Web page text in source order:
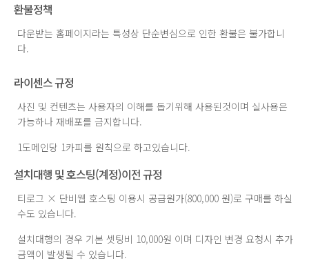
환불정책
다운받는 홈페이지라는 특성상 단순변심으로 인한 환불은 불가합니
다.
라이센스 규정
사진 및 컨텐츠는 사용자의 이해를 돕기위해 사용된것이며 실사용은
가능하나 재배포를 금지합니다.
1도메인당 1카피를 원칙으로 하고있습니다.
설치대행 및 호스팅(계정)이전 규정
티로그 × 단비웹 호스팅 이용시 공급원가(800,000 원)로 구매를 하실
수도 있습니다.
설치대행의 경우 기본 셋팅비 10,000원 이며 디자인 변경 요청시 추가
금액이 발생될 수 있습니다.